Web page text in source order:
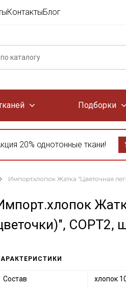
КонтактыБлог
Подборки
20% однотонные ткани!
Импорт.хлопок Жатка "Цветочная
СОРТ2,
Состав хлопок